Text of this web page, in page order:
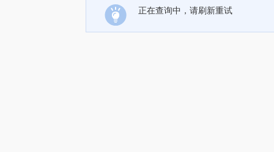
正在查询中，请刷新重试